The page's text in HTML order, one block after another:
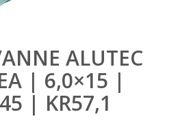
ALUTEC
| 6,0×15 |
| KR57,1